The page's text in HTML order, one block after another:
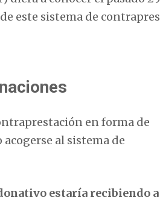
este sistema de
en forma de
al sistema de
estaría recibiendo a